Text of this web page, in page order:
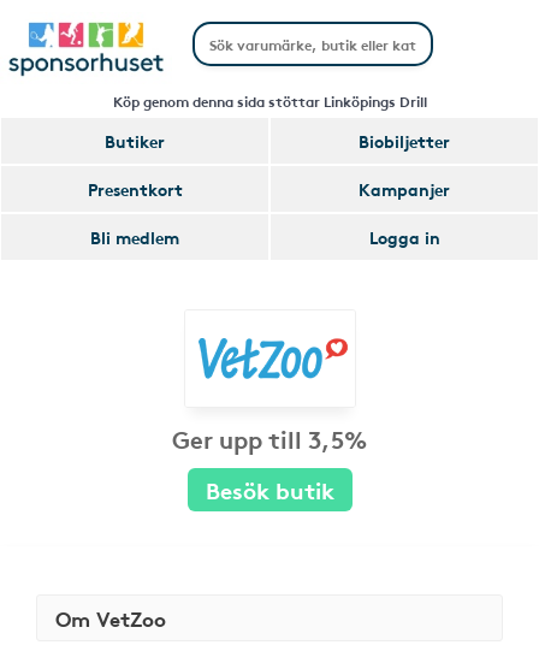
Köp genom denna sida stöttar Linköpings Drill
Butiker
Biobiljetter
Presentkort
Kampanjer
Bli medlem
Logga in
Ger upp till 3,5%
Besök butik
Om VetZoo